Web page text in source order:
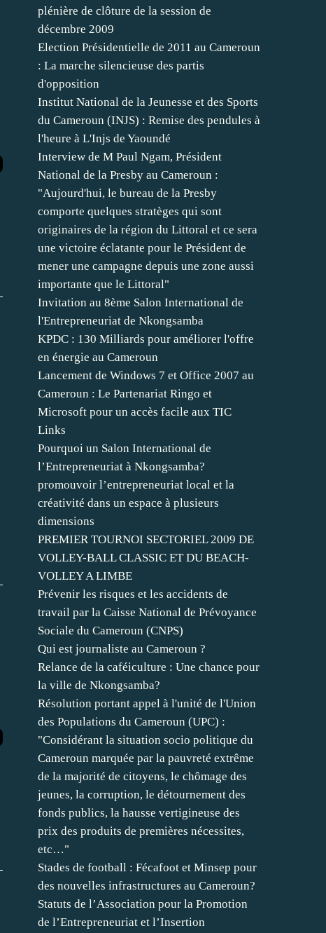
plénière de clôture de la session de
décembre 2009
Election Présidentielle de 2011 au Cameroun
: La marche silencieuse des partis
d'opposition
Institut National de la Jeunesse et des Sports
du Cameroun (INJS) : Remise des pendules à
l'heure à L'Injs de Yaoundé
Interview de M Paul Ngam, Président
National de la Presby au Cameroun :
"Aujourd'hui, le bureau de la Presby
comporte quelques stratèges qui sont
originaires de la région du Littoral et ce sera
une victoire éclatante pour le Président de
mener une campagne depuis une zone aussi
importante que le Littoral"
Invitation au 8ème Salon International de
l'Entrepreneuriat de Nkongsamba
KPDC : 130 Milliards pour améliorer l'offre
en énergie au Cameroun
Lancement de Windows 7 et Office 2007 au
Cameroun : Le Partenariat Ringo et
Microsoft pour un accès facile aux TIC
Links
Pourquoi un Salon International de
l’Entrepreneuriat à Nkongsamba?
promouvoir l’entrepreneuriat local et la
créativité dans un espace à plusieurs
dimensions
PREMIER TOURNOI SECTORIEL 2009 DE
VOLLEY-BALL CLASSIC ET DU BEACH-
VOLLEY A LIMBE
Prévenir les risques et les accidents de
travail par la Caisse National de Prévoyance
Sociale du Cameroun (CNPS)
Qui est journaliste au Cameroun ?
Relance de la caféiculture : Une chance pour
la ville de Nkongsamba?
Résolution portant appel à l'unité de l'Union
des Populations du Cameroun (UPC) :
"Considérant la situation socio politique du
Cameroun marquée par la pauvreté extrême
de la majorité de citoyens, le chômage des
jeunes, la corruption, le détournement des
fonds publics, la hausse vertigineuse des
prix des produits de premières nécessites,
etc…"
Stades de football : Fécafoot et Minsep pour
des nouvelles infrastructures au Cameroun?
Statuts de l’Association pour la Promotion
de l’Entrepreneuriat et l’Insertion